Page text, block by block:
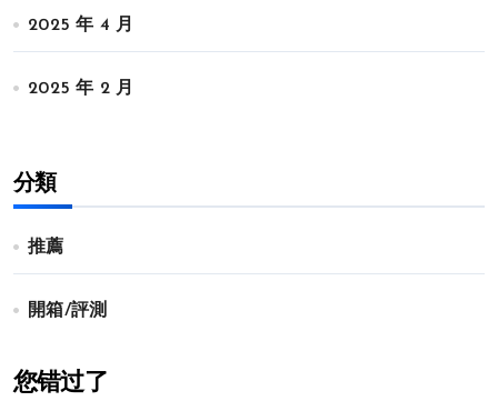
2025 年 4 月
2025 年 2 月
分類
推薦
開箱/評測
您错过了